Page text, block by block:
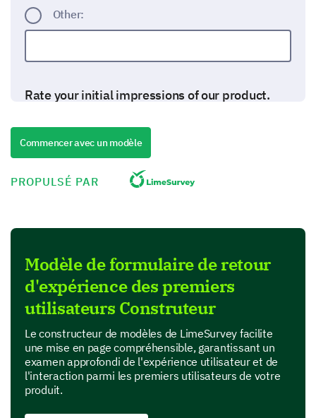
Other:
Rate your initial impressions of our product.
1 2 3 4
What attracted you to our product initially?
believe our product would meet your needs?
Yes Uncertain
Evaluation of Product Features and
Functionality
Commencer avec un modèle
PROPULSÉ PAR
Modèle de formulaire de retour
d'expérience des premiers
utilisateurs Construteur
Le constructeur de modèles de LimeSurvey facilite
une mise en page compréhensible, garantissant un
examen approfondi de l'expérience utilisateur et de
l'interaction parmi les premiers utilisateurs de votre
produit.